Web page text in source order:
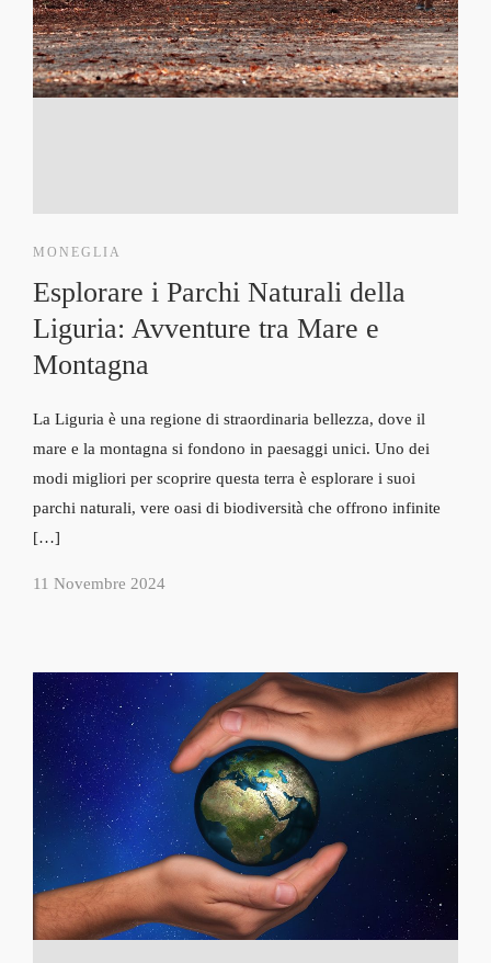
MONEGLIA
Esplorare i Parchi Naturali della
Liguria: Avventure tra Mare e
Montagna
La Liguria è una regione di straordinaria bellezza, dove il
mare e la montagna si fondono in paesaggi unici. Uno dei
modi migliori per scoprire questa terra è esplorare i suoi
parchi naturali, vere oasi di biodiversità che offrono infinite
[…]
11 Novembre 2024